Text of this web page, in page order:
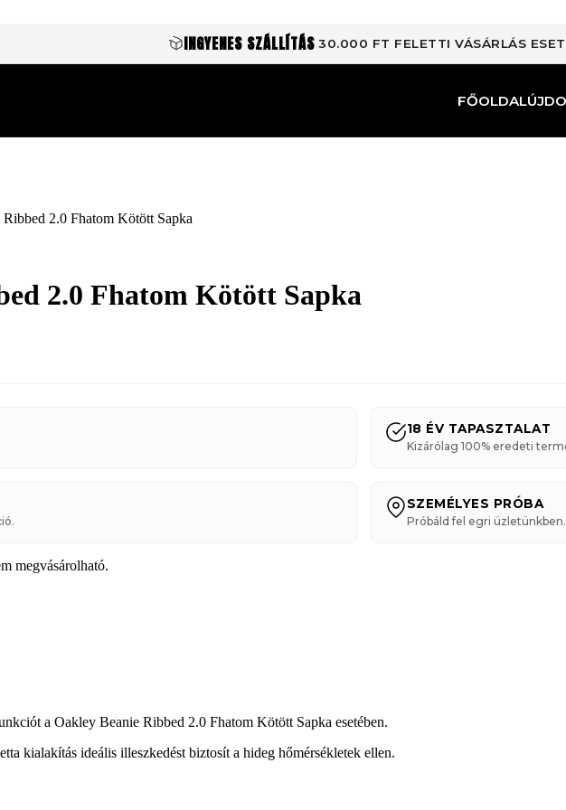
INGYENES SZÁLLÍTÁS 30.000 FT FELETTI VÁSÁRLÁS
FŐOLDAL
2.0 Fhatom Kötött Sapka
2.0 Fhatom Kötött Sapka
18 ÉV TAPASZTALAT
Kizárólag 100% eredeti
SZEMÉLYES PRÓBA
Próbáld fel egri üzletünkben.
megvásárolható.
a Oakley Beanie Ribbed 2.0 Fhatom Kötött Sapka esetében.
kialakítás ideális illeszkedést biztosít a hideg hőmérsékletek ellen.